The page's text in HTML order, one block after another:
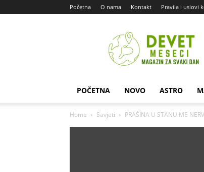
Početna O nama Kontakt Pravila i uslovi
Devet
Meseci
POČETNA NOVO ASTRO
Home Savjeti PRAŠINA U STANU ME